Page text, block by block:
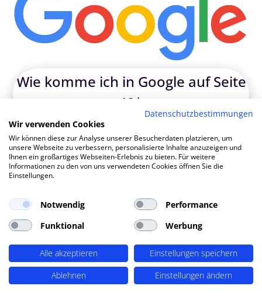
Wie komm|
TOP SEO DURCH DYNAMISCHE INHALTE
SEO-Agentur Bretten ? PERIMETRIK®!
PERIMETRIK® hat eine besonders erfolgreiche SEO
abdeckt: Recherche und Konzeption, technische
Optimierung, redaktionellen Support und regelmäßiges
SEO Monitoring. Unsere SEO-Leistungen umfassen u.A.:
SEO-Analysen und Keyword Recherche (OnPage SEO
Analysen, Keyword Recherchen, Mitbewerber-Analyse,
detaillierte Keyword Analysen), Entwicklung von
Redaktionsplänen,
Datenschutzbestimmungen
Wir verwenden Cookies
Wir können diese zur Analyse unserer Besucherdaten platzieren, um
unsere Webseite zu verbessern, personalisierte Inhalte anzuzeigen und
Ihnen ein großartiges Webseiten-Erlebnis zu bieten. Für weitere
Informationen zu den von uns verwendeten Cookies öffnen Sie die
Einstellungen.
Notwendig
Performance
Funktional
Werbung
Alle akzeptieren
Einstellungen speichern
Ablehnen
Einstellungen ändern